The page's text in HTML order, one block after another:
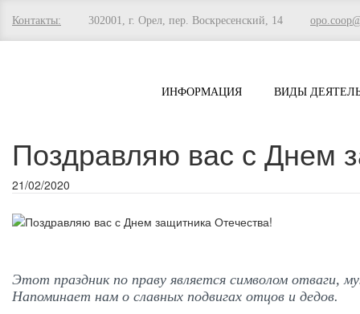
Контакты: 302001, г. Орел, пер. Воскресенский, 14
ИНФОРМАЦИЯ ВИДЫ
Поздравляю вас с Днем
21/02/2020
Этот праздник по праву является символом отваги,
Напоминает нам о славных подвигах отцов и дедов.